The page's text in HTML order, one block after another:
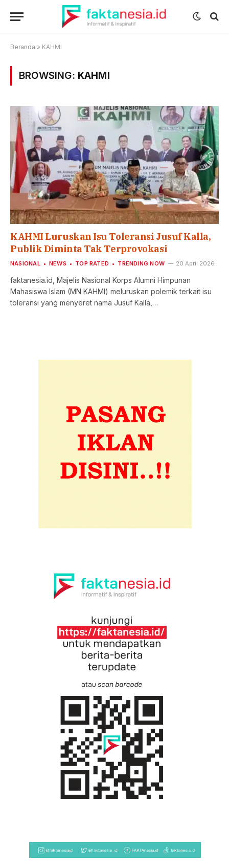
Beranda » KAHMI
BROWSING: KAHMI
KAHMI Luruskan Isu Toleransi Jusuf Kalla,
Publik Diminta Tak Terprovokasi
NASIONAL NEWS TOP RATED TRENDING NOW 20 April 2026
faktanesia.id, Majelis Nasional Korps Alumni Himpunan
Mahasiswa Islam (MN KAHMI) meluruskan polemik terkait isu
toleransi yang menyeret nama Jusuf Kalla,…